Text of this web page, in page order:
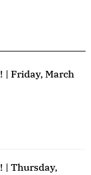
| Friday, March
| Thursday,